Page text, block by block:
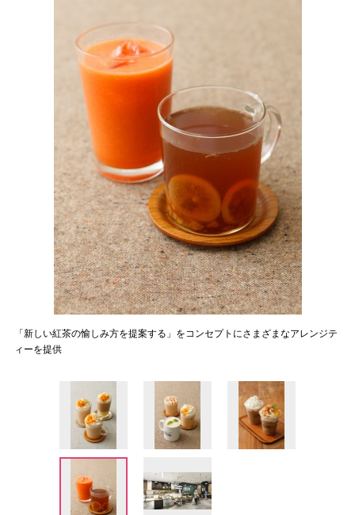
「新しい紅茶の愉しみ方を提案する」をコンセプトにさまざまなアレンジテ
ィーを提供